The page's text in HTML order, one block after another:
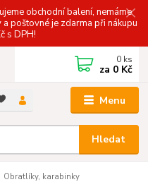
obchodní balení, nemáme
poštovné je zdarma při nákupu
s DPH!
Menu
Hledat
0 ks
za 0 Kč
Obratlíky, karabinky